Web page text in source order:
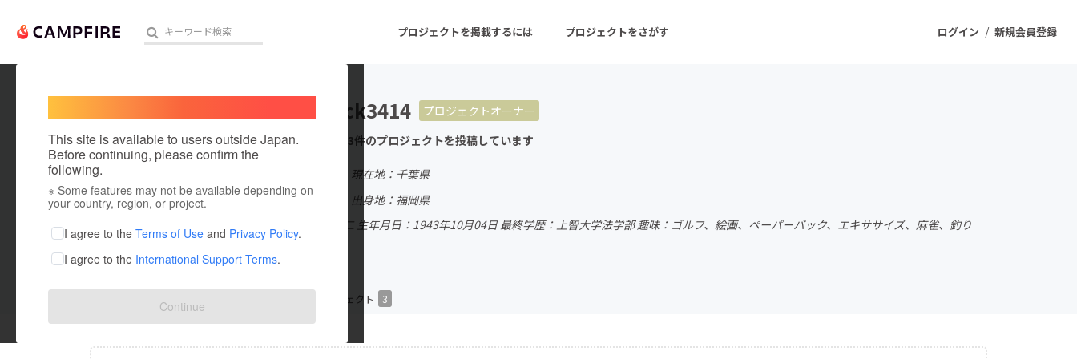
ログイン / 新規会員登録
プロジェクトを掲載するには プロジェクトをさがす
人気のプロジェクト 注目のリターン 注目の新着プロジェクト
アート・写真 音楽
テクノロジー・ガジェット
ゲーム・サービス開発 フード・飲食店
ファッション
映像・映画
ビジネス・起業
チャレンジ
まちづくり・地域活性化
This site is available to users outside Japan.
Before continuing, please confirm the
following.
※ Some features may not be available depending on
your country, region, or project.
I agree to the Terms of Use and Privacy Policy.
I agree to the International Support Terms.
Continue
maverick3414
プロジェクトオーナー
これまでに3件のプロジェクトを投稿しています
現在地：千葉県
出身国：日本
出身地：福岡県
氏名：安武慶二 生年月日：1943年10月04日 最終学歴：上智大学法学部 趣味：ゴルフ、絵画、ペーパーバック、エキササイズ、麻雀、釣り
プロジェクト 3